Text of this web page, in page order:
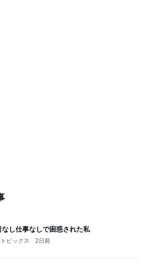
なし仕事なしで困惑された私
ピックス 2日前